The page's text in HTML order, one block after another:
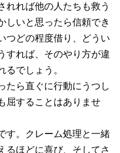
れれば他の人たちも救う
しいと思ったら信頼でき
つどの程度借り、どうい
すれば、そのやり方が違
るでしょう。
たら直ぐに行動にうつし
屈することはありませ
す。クレーム処理と一緒
るほどに喜び、そしてさ